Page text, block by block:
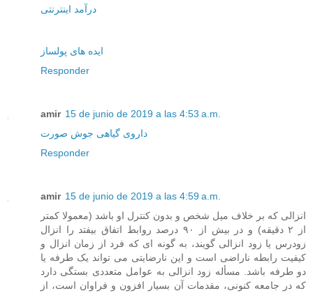
درآمد اینترنتی
ایده های پولساز
Responder
amir 15 de junio de 2019 a las 4:53 a.m.
داروی گیاهی جوش صورت
Responder
amir 15 de junio de 2019 a las 4:59 a.m.
انزالی که بر خلاف میل شخص و بدون کنترل او باشد (معمولا کمتر
از ۲ دقیقه) و در بیش از ۹۰ درصد روابط اتفاق بیفتد را انزال
زودرس یا زود انزالی گویند، به گونه ای که فرد از زمان انزال و
کیفیت رابطه ناراضی است و این نارضایتی می تواند یک طرفه یا
دو طرفه باشد. مسأله زود انزالی به عوامل متعددی بستگی دارد
که در جامعه کنونی، مقدمات آن بسیار افزون و فراوان است، از